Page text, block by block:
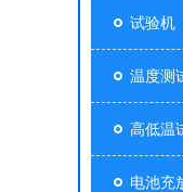
试验机
温度测
高低温
电池充